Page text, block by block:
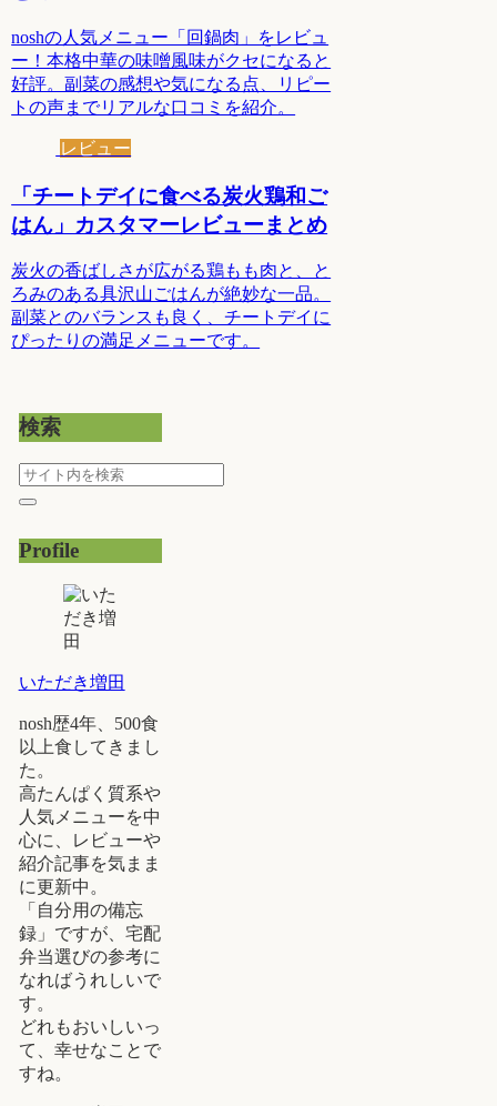
noshの人気メニュー「回鍋肉」をレビュ
ー！本格中華の味噌風味がクセになると
好評。副菜の感想や気になる点、リピー
トの声までリアルな口コミを紹介。
レビュー
「チートデイに食べる炭火鶏和ご
はん」カスタマーレビューまとめ
炭火の香ばしさが広がる鶏もも肉と、と
ろみのある具沢山ごはんが絶妙な一品。
副菜とのバランスも良く、チートデイに
ぴったりの満足メニューです。
検索
Profile
いただき増田
nosh歴4年、500食
以上食してきまし
た。
高たんぱく質系や
人気メニューを中
心に、レビューや
紹介記事を気まま
に更新中。
「自分用の備忘
録」ですが、宅配
弁当選びの参考に
なればうれしいで
す。
どれもおいしいっ
て、幸せなことで
すね。